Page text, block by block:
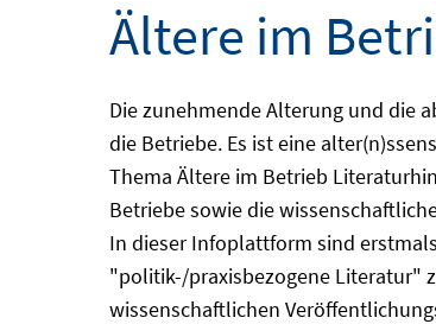
Ältere im
Die zunehmende Alterung und die
die Betriebe. Es ist eine
Thema Ältere im Betrieb
Betriebe sowie die
In dieser Infoplattform sind
"politik-/praxisbezogene Literatur"
wissenschaftlichen